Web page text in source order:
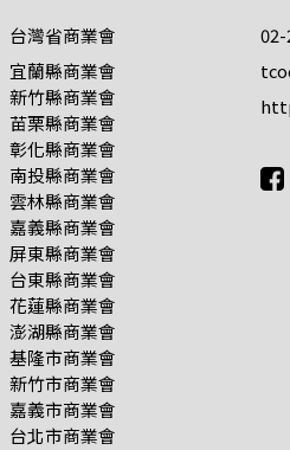
台灣省商業會
宜蘭縣商業會
新竹縣商業會
苗栗縣商業會
彰化縣商業會
南投縣商業會
雲林縣商業會
嘉義縣商業會
屏東縣商業會
台東縣商業會
花蓮縣商業會
澎湖縣商業會
基隆市商業會
新竹市商業會
嘉義市商業會
台北市商業會